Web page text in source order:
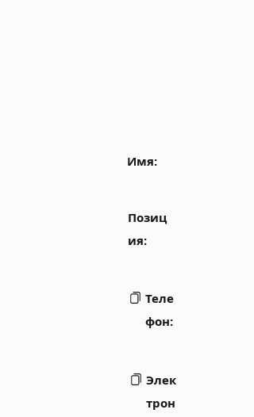
Имя:
Позиц
ия:
Теле
фон:
Элек
трон